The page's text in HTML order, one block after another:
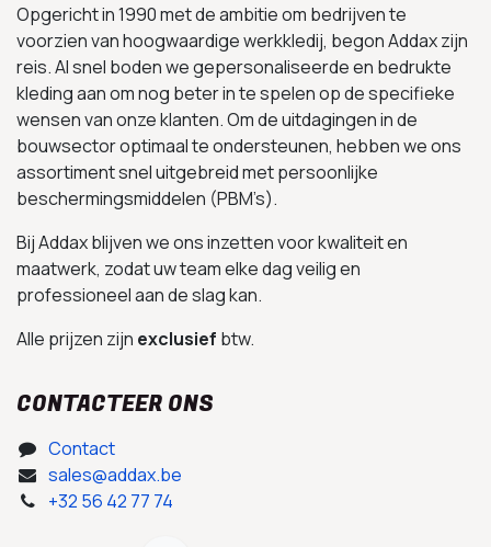
Opgericht in 1990 met de ambitie om bedrijven te
voorzien van hoogwaardige werkkledij, begon Addax zijn
reis. Al snel boden we gepersonaliseerde en bedrukte
kleding aan om nog beter in te spelen op de specifieke
wensen van onze klanten. Om de uitdagingen in de
bouwsector optimaal te ondersteunen, hebben we ons
assortiment snel uitgebreid met persoonlijke
beschermingsmiddelen (PBM’s).
Bij Addax blijven we ons inzetten voor kwaliteit en
maatwerk, zodat uw team elke dag veilig en
professioneel aan de slag kan.
Alle prijzen zijn exclusief btw.
CONTACTEER ONS
Contact
sales@addax.be
+32 56 42 77 74